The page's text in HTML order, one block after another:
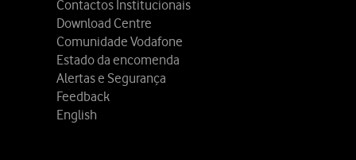
Contactos Institucionais
Download Centre
Comunidade Vodafone
Estado da encomenda
Alertas e Segurança
Feedback
English